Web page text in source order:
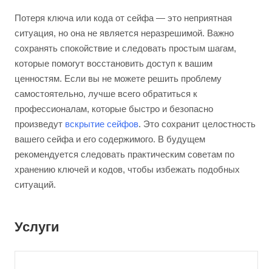
Потеря ключа или кода от сейфа — это неприятная
ситуация, но она не является неразрешимой. Важно
сохранять спокойствие и следовать простым шагам,
которые помогут восстановить доступ к вашим
ценностям. Если вы не можете решить проблему
самостоятельно, лучше всего обратиться к
профессионалам, которые быстро и безопасно
произведут вскрытие сейфов. Это сохранит целостность
вашего сейфа и его содержимого. В будущем
рекомендуется следовать практическим советам по
хранению ключей и кодов, чтобы избежать подобных
ситуаций.
Услуги